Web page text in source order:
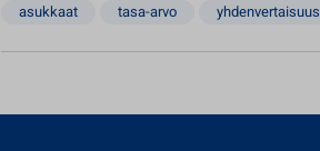
asukkaat tasa-arvo yhdenvertaisuus